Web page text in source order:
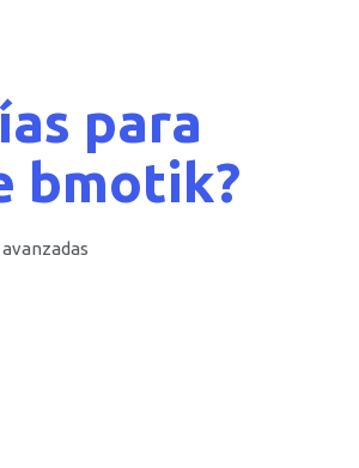
para
bmotik?